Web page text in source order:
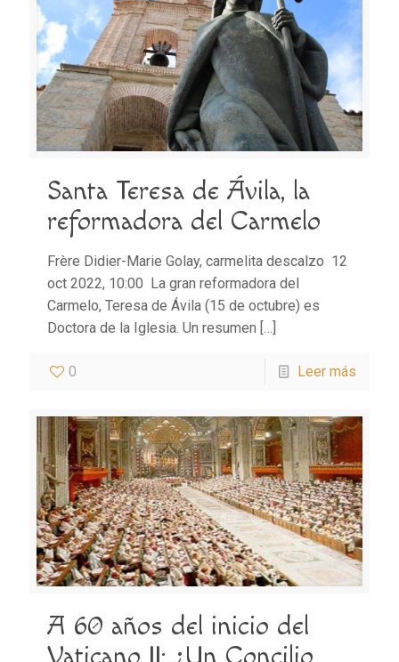
Santa Teresa de Ávila, la
reformadora del Carmelo
Frère Didier-Marie Golay, carmelita descalzo 12
oct 2022, 10:00 La gran reformadora del
Carmelo, Teresa de Ávila (15 de octubre) es
Doctora de la Iglesia. Un resumen […]
0 Leer más
A 60 años del inicio del